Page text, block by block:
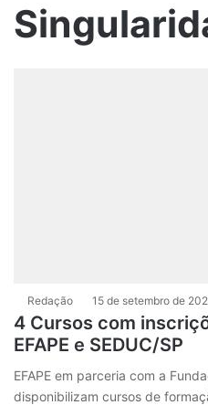
Redação 15 de setembro de
4 Cursos com
EFAPE e SEDUC/SP
EFAPE em parceria com a
disponibilizam cursos de